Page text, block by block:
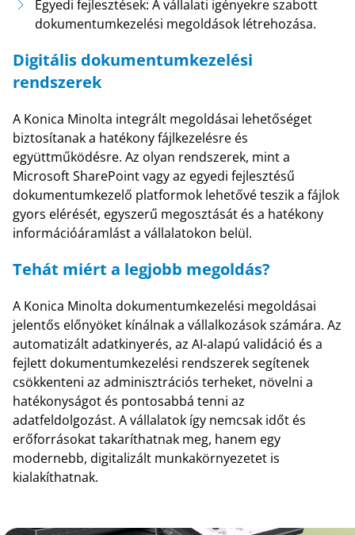
Egyedi fejlesztések: A vállalati igényekre szabott
dokumentumkezelési megoldások létrehozása.
Digitális dokumentumkezelési
rendszerek
A Konica Minolta integrált megoldásai lehetőséget
biztosítanak a hatékony fájlkezelésre és
együttműködésre. Az olyan rendszerek, mint a
Microsoft SharePoint vagy az egyedi fejlesztésű
dokumentumkezelő platformok lehetővé teszik a fájlok
gyors elérését, egyszerű megosztását és a hatékony
információáramlást a vállalatokon belül.
Tehát miért a legjobb megoldás?
A Konica Minolta dokumentumkezelési megoldásai
jelentős előnyöket kínálnak a vállalkozások számára. Az
automatizált adatkinyerés, az AI-alapú validáció és a
fejlett dokumentumkezelési rendszerek segítenek
csökkenteni az adminisztrációs terheket, növelni a
hatékonyságot és pontosabbá tenni az
adatfeldolgozást. A vállalatok így nemcsak időt és
erőforrásokat takaríthatnak meg, hanem egy
modernebb, digitalizált munkakörnyezetet is
kialakíthatnak.